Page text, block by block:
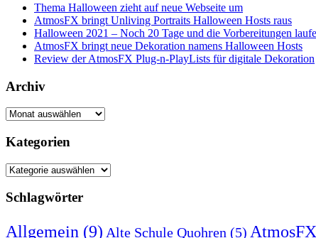
Thema Halloween zieht auf neue Webseite um
AtmosFX bringt Unliving Portraits Halloween Hosts raus
Halloween 2021 – Noch 20 Tage und die Vorbereitungen
AtmosFX bringt neue Dekoration namens Halloween Hosts
Review der AtmosFX Plug-n-PlayLists für digitale Dekoration
Archiv
Archiv
Kategorien
Kategorien
Schlagwörter
Allgemein (9) Alte Schule Quohren (5) AtmosFX